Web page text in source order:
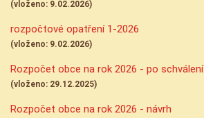
(vloženo: 9.02.2026)
rozpočtové opatření 1-2026
(vloženo: 9.02.2026)
Rozpočet obce na rok 2026 - po schválení
(vloženo: 29.12.2025)
Rozpočet obce na rok 2026 - návrh